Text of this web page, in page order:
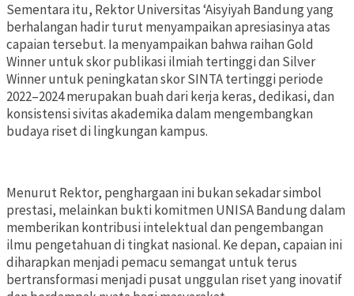
Sementara itu, Rektor Universitas ‘Aisyiyah Bandung yang
berhalangan hadir turut menyampaikan apresiasinya atas
capaian tersebut. Ia menyampaikan bahwa raihan Gold
Winner untuk skor publikasi ilmiah tertinggi dan Silver
Winner untuk peningkatan skor SINTA tertinggi periode
2022–2024 merupakan buah dari kerja keras, dedikasi, dan
konsistensi sivitas akademika dalam mengembangkan
budaya riset di lingkungan kampus.
Menurut Rektor, penghargaan ini bukan sekadar simbol
prestasi, melainkan bukti komitmen UNISA Bandung dalam
memberikan kontribusi intelektual dan pengembangan
ilmu pengetahuan di tingkat nasional. Ke depan, capaian ini
diharapkan menjadi pemacu semangat untuk terus
bertransformasi menjadi pusat unggulan riset yang inovatif